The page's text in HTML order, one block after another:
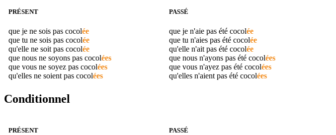
PRÉSENT
que je ne sois pas cocolée
que tu ne sois pas cocolée
qu'elle ne soit pas cocolée
que nous ne soyons pas cocolées
que vous ne soyez pas cocolées
qu'elles ne soient pas cocolées
PASSÉ
que je n'aie pas été cocolée
que tu n'aies pas été cocolée
qu'elle n'ait pas été cocolée
que nous n'ayons pas été cocolées
que vous n'ayez pas été cocolées
qu'elles n'aient pas été cocolées
Conditionnel
PRÉSENT PASSÉ